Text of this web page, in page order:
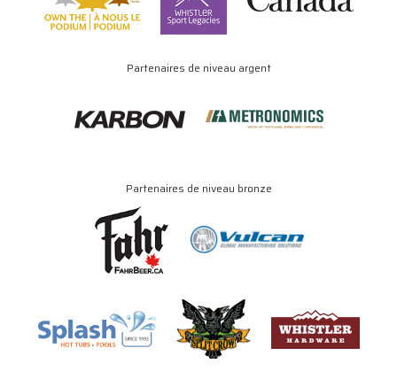
Partenaires de niveau argent
Partenaires de niveau bronze